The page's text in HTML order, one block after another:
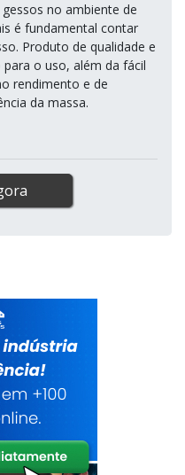
no ambiente de
é fundamental contar
Produto de qualidade e
o uso, além da fácil
rendimento e de
da massa.